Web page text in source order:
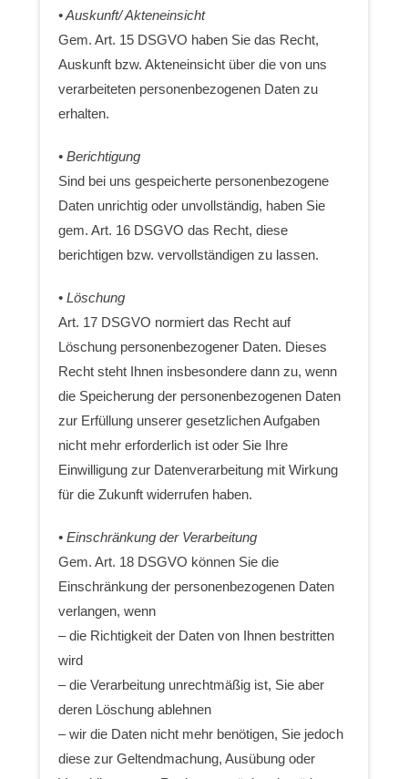
• Auskunft/ Akteneinsicht
Gem. Art. 15 DSGVO haben Sie das Recht,
Auskunft bzw. Akteneinsicht über die von uns
verarbeiteten personenbezogenen Daten zu
erhalten.
• Berichtigung
Sind bei uns gespeicherte personenbezogene
Daten unrichtig oder unvollständig, haben Sie
gem. Art. 16 DSGVO das Recht, diese
berichtigen bzw. vervollständigen zu lassen.
• Löschung
Art. 17 DSGVO normiert das Recht auf
Löschung personenbezogener Daten. Dieses
Recht steht Ihnen insbesondere dann zu, wenn
die Speicherung der personenbezogenen Daten
zur Erfüllung unserer gesetzlichen Aufgaben
nicht mehr erforderlich ist oder Sie Ihre
Einwilligung zur Datenverarbeitung mit Wirkung
für die Zukunft widerrufen haben.
• Einschränkung der Verarbeitung
Gem. Art. 18 DSGVO können Sie die
Einschränkung der personenbezogenen Daten
verlangen, wenn
– die Richtigkeit der Daten von Ihnen bestritten
wird
– die Verarbeitung unrechtmäßig ist, Sie aber
deren Löschung ablehnen
– wir die Daten nicht mehr benötigen, Sie jedoch
diese zur Geltendmachung, Ausübung oder